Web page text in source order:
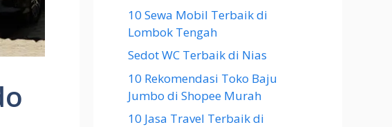
10 Sewa Mobil Terbaik di
Lombok Tengah
Sedot WC Terbaik di Nias
10 Rekomendasi Toko Baju
Jumbo di Shopee Murah
10 Jasa Travel Terbaik di